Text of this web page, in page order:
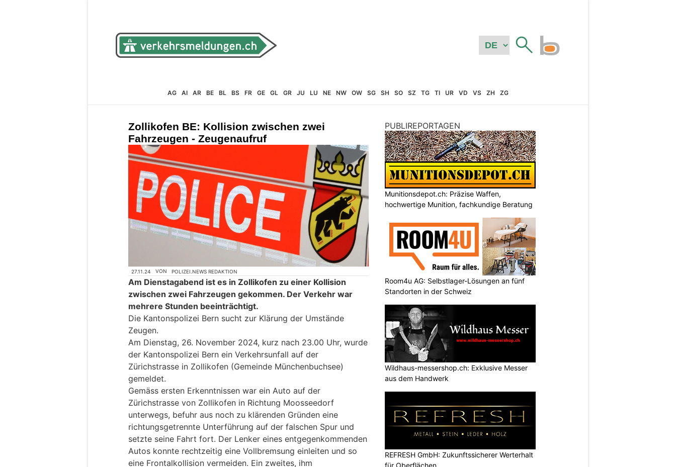
AG AI AR BE BL BS FR GE GL GR JU LU NE NW OW SG SH SO SZ TG TI UR VD VS ZH ZG
Zollikofen BE: Kollision zwischen zwei
Fahrzeugen - Zeugenaufruf
27.11.24 VON POLIZEI.NEWS REDAKTION
Am Dienstagabend ist es in Zollikofen zu einer Kollision
zwischen zwei Fahrzeugen gekommen. Der Verkehr war
mehrere Stunden beeinträchtigt.
Die Kantonspolizei Bern sucht zur Klärung der Umstände
Zeugen.
Am Dienstag, 26. November 2024, kurz nach 23.00 Uhr, wurde
der Kantonspolizei Bern ein Verkehrsunfall auf der
Zürichstrasse in Zollikofen (Gemeinde Münchenbuchsee)
gemeldet.
Gemäss ersten Erkenntnissen war ein Auto auf der
Zürichstrasse von Zollikofen in Richtung Moosseedorf
unterwegs, befuhr aus noch zu klärenden Gründen eine
richtungsgetrennte Unterführung auf der falschen Spur und
setzte seine Fahrt fort. Der Lenker eines entgegenkommenden
Autos konnte rechtzeitig eine Vollbremsung einleiten und so
eine Frontalkollision vermeiden. Ein zweites, ihm
PUBLIREPORTAGEN
Munitionsdepot.ch: Präzise Waffen,
hochwertige Munition, fachkundige Beratung
Room4u AG: Selbstlager-Lösungen an fünf
Standorten in der Schweiz
Wildhaus-messershop.ch: Exklusive Messer
aus dem Handwerk
REFRESH GmbH: Zukunftssicherer Werterhalt
für Oberflächen